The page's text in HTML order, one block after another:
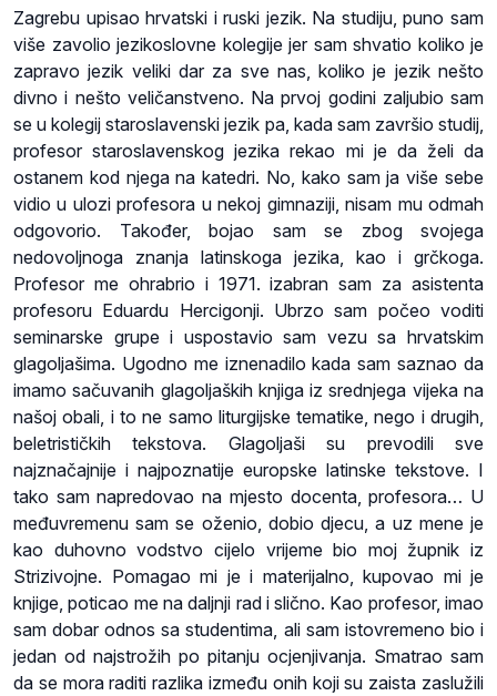
Zagrebu upisao hrvatski i ruski jezik. Na studiju, puno sam
više zavolio jezikoslovne kolegije jer sam shvatio koliko je
zapravo jezik veliki dar za sve nas, koliko je jezik nešto
divno i nešto veličanstveno. Na prvoj godini zaljubio sam
se u kolegij staroslavenski jezik pa, kada sam završio studij,
profesor staroslavenskog jezika rekao mi je da želi da
ostanem kod njega na katedri. No, kako sam ja više sebe
vidio u ulozi profesora u nekoj gimnaziji, nisam mu odmah
odgovorio. Također, bojao sam se zbog svojega
nedovoljnoga znanja latinskoga jezika, kao i grčkoga.
Profesor me ohrabrio i 1971. izabran sam za asistenta
profesoru Eduardu Hercigonji. Ubrzo sam počeo voditi
seminarske grupe i uspostavio sam vezu sa hrvatskim
glagoljašima. Ugodno me iznenadilo kada sam saznao da
imamo sačuvanih glagoljaških knjiga iz srednjega vijeka na
našoj obali, i to ne samo liturgijske tematike, nego i drugih,
beletrističkih tekstova. Glagoljaši su prevodili sve
najznačajnije i najpoznatije europske latinske tekstove. I
tako sam napredovao na mjesto docenta, profesora… U
međuvremenu sam se oženio, dobio djecu, a uz mene je
kao duhovno vodstvo cijelo vrijeme bio moj župnik iz
Strizivojne. Pomagao mi je i materijalno, kupovao mi je
knjige, poticao me na daljnji rad i slično. Kao profesor, imao
sam dobar odnos sa studentima, ali sam istovremeno bio i
jedan od najstrožih po pitanju ocjenjivanja. Smatrao sam
da se mora raditi razlika između onih koji su zaista zaslužili